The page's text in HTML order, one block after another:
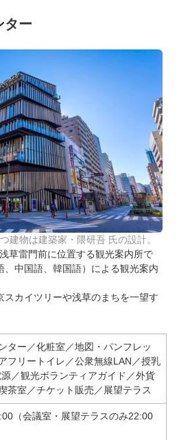
い合わせ
ター
建物は建築家・隈研吾 氏の設計。
草雷門前に位置する観光案内所で
中国語、韓国語）による観光案内
カイツリーや浅草のまちを一望す
ター／化粧室／地図・パンフレッ
フリートイレ／公衆無線LAN／授乳
／観光ボランティアガイド／外貨
茶室／チケット販売／展望テラス
（会議室・展望テラスのみ22:00